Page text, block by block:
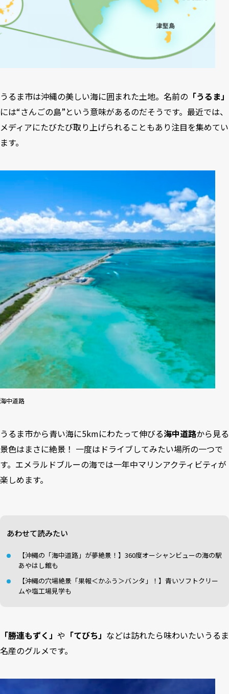
うるま市は沖縄の美しい海に囲まれた土地。名前の 「うるま」
には“さんごの島”という意味があるのだそうです。最近では、
メディアにたびたび取り上げられることもあり注目を集めてい
ます。
海中道路
うるま市から青い海に5kmにわたって伸びる海中道路から見る
景色はまさに絶景！ 一度はドライブしてみたい場所の一つで
す。エメラルドブルーの海では一年中マリンアクティビティが
楽しめます。
あわせて読みたい
【沖縄の「海中道路」が夢絶景！】360度オーシャンビューの海の駅
あやはし館も
【沖縄の穴場絶景「果報＜かふう＞バンタ」！】青いソフトクリー
ムや塩工場見学も
「勝連もずく」 や 「てびち」 などは訪れたら味わいたいうるま
名産のグルメです。